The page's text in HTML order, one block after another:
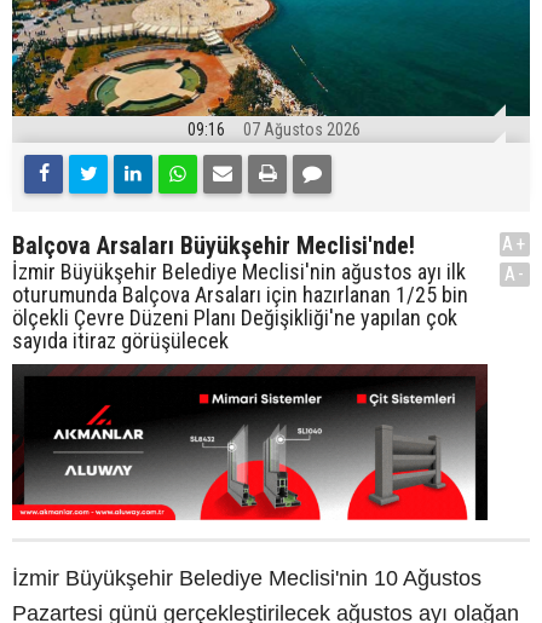
09:16 07 Ağustos 2026
Balçova Arsaları Büyükşehir Meclisi'nde!
İzmir Büyükşehir Belediye Meclisi'nin ağustos ayı ilk
oturumunda Balçova Arsaları için hazırlanan 1/25 bin
ölçekli Çevre Düzeni Planı Değişikliği'ne yapılan çok
sayıda itiraz görüşülecek
A+
A-
İzmir Büyükşehir Belediye Meclisi'nin 10 Ağustos
Pazartesi günü gerçekleştirilecek ağustos ayı olağan